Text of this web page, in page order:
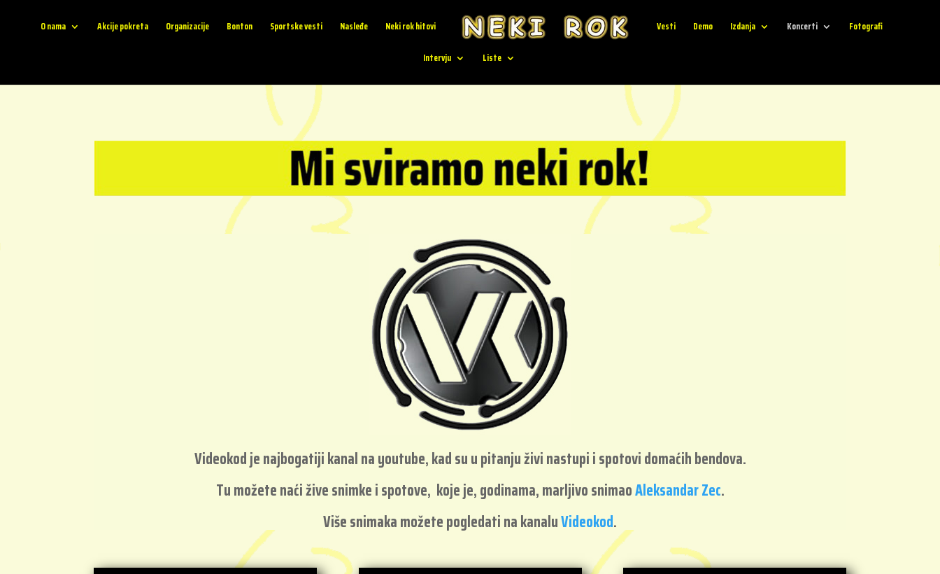
O nama Akcije pokreta Organizacije Bonton Sportske vesti Nasleđe Neki rok hitovi Vesti Demo Izdanja Koncerti Fotografi
Intervju Liste
Videokod je najbogatiji kanal na youtube, kad su u pitanju živi nastupi i spotovi domaćih bendova.
Tu možete naći žive snimke i spotove, koje je, godinama, marljivo snimaoAleksandar Zec.
Više snimaka možete pogledati na kanaluVideokod.